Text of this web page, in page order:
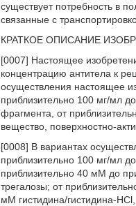
существует потребность в
связанные с
КРАТКОЕ ОПИСАНИЕ
[0007] Настоящее
концентрацию антитела к
осуществления настоящее
приблизительно 100 мг/мл
фрагмента, от
вещество, поверхностно-
[0008] В вариантах
приблизительно 100 мг/мл
приблизительно 40 мМ до
трегалозы; от
мМ гистидина/гистидина-